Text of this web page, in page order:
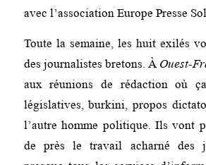
avec l’association Europe Presse
Toute la semaine, les huit exilés
des journalistes bretons. À Ouest-
aux réunions de rédaction où
législatives, burkini, propos
l’autre homme politique. Ils vont
de près le travail acharné des